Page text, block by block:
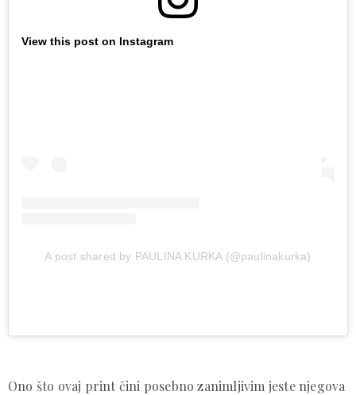
View this post on Instagram
A post shared by PAULINA KURKA (@paulinakurka)
Ono što ovaj print čini posebno zanimljivim jeste njegova